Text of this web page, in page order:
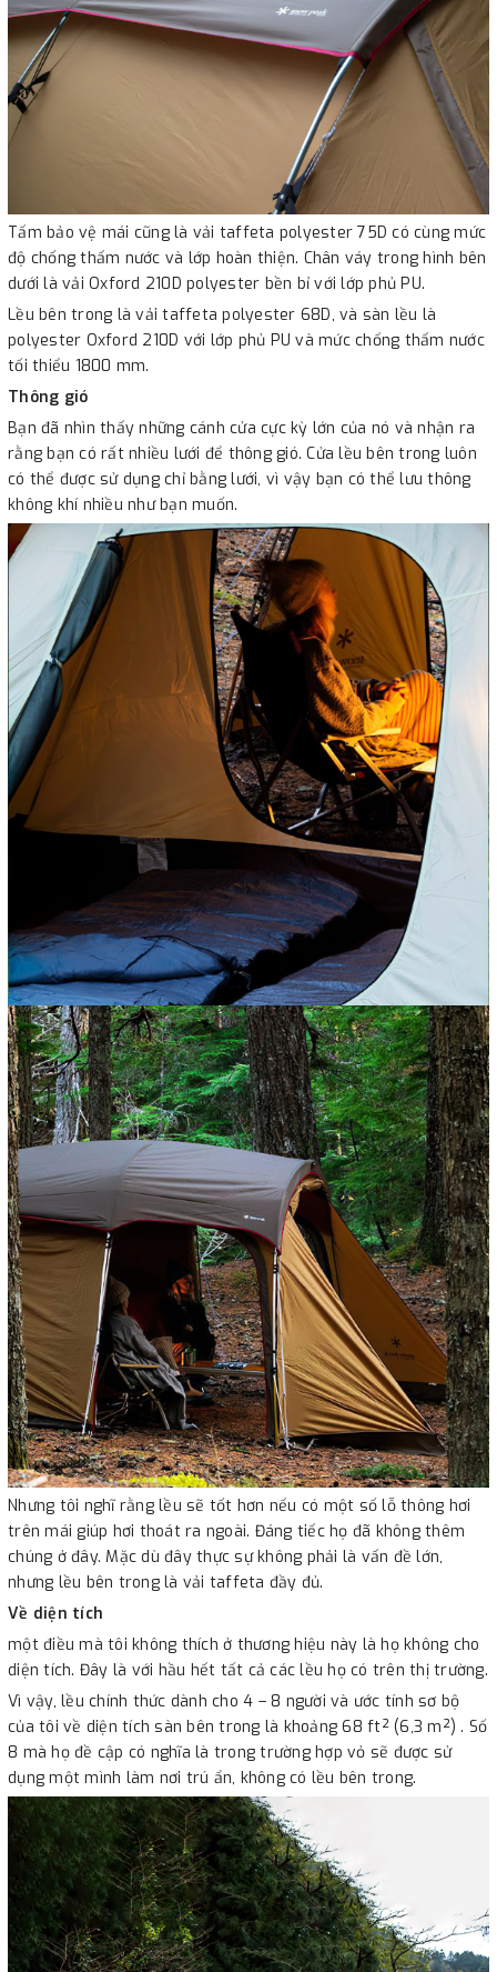
Tấm bảo vệ mái cũng là vải taffeta polyester 75D có cùng mức
độ chống thấm nước và lớp hoàn thiện. Chân váy trong hình bên
dưới là vải Oxford 210D polyester bền bỉ với lớp phủ PU.
Lều bên trong là vải taffeta polyester 68D, và sàn lều là
polyester Oxford 210D với lớp phủ PU và mức chống thấm nước
tối thiểu 1800 mm.
Thông gió
Bạn đã nhìn thấy những cánh cửa cực kỳ lớn của nó và nhận ra
rằng bạn có rất nhiều lưới để thông gió. Cửa lều bên trong luôn
có thể được sử dụng chỉ bằng lưới, vì vậy bạn có thể lưu thông
không khí nhiều như bạn muốn.
Nhưng tôi nghĩ rằng lều sẽ tốt hơn nếu có một số lỗ thông hơi
trên mái giúp hơi thoát ra ngoài. Đáng tiếc họ đã không thêm
chúng ở đây. Mặc dù đây thực sự không phải là vấn đề lớn,
nhưng lều bên trong là vải taffeta đầy đủ.
Về diện tích
một điều mà tôi không thích ở thương hiệu này là họ không cho
diện tích. Đây là với hầu hết tất cả các lều họ có trên thị trường.
Vì vậy, lều chính thức dành cho 4 – 8 người và ước tính sơ bộ
của tôi về diện tích sàn bên trong là khoảng 68 ft² (6,3 m²) . Số
8 mà họ đề cập có nghĩa là trong trường hợp vỏ sẽ được sử
dụng một mình làm nơi trú ẩn, không có lều bên trong.